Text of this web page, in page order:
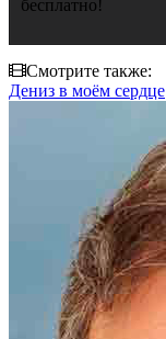
бесплатно!
Смотрите также:
Дениз в моём сердце